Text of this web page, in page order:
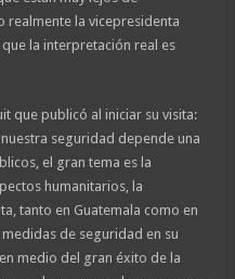
realmente la vicepresidenta
la interpretación real es
que publicó al iniciar su visita:
seguridad depende una
el gran tema es la
humanitarios, la
tanto en Guatemala como en
de seguridad en su
medio del gran éxito de la